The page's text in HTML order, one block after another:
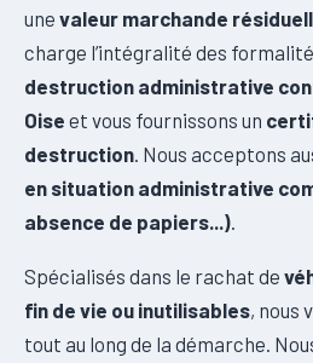
une valeur marchande
charge l’intégralité des
destruction administrative
Oise et vous fournissons un
destruction . Nous acceptons
en situation administrative
absence de papiers...)
Spécialisés dans le rachat de
fin de vie ou inutilisables, nous
tout au long de la démarche.